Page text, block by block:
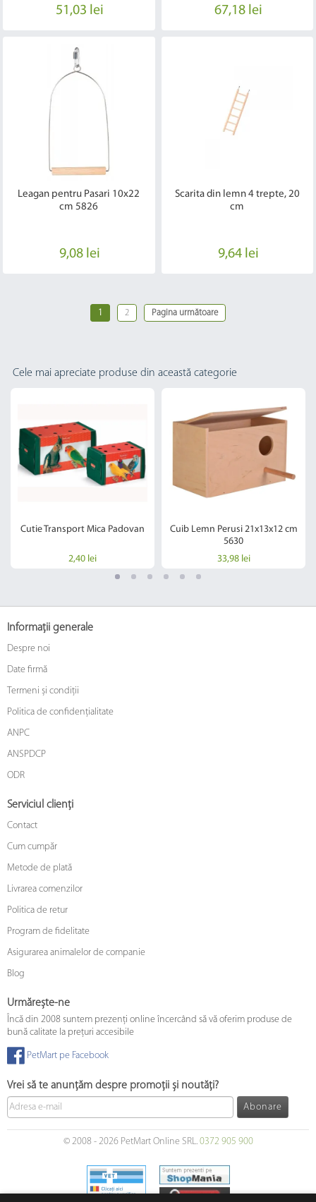
51,03 lei 67,18 lei
Leagan pentru Pasari 10x22
cm 5826
9,08 lei
Scarita din lemn 4 trepte, 20
cm
9,64 lei
1 2 Pagina următoare
Cele mai apreciate produse din această categorie
Cutie Transport Mica Padovan
2,40 lei
Cuib Lemn Perusi 21x13x12 cm
5630
33,98 lei
Informații generale
Despre noi
Date firmă
Termeni și condiții
Politica de confidențialitate
ANPC
ANSPDCP
ODR
Serviciul clienți
Contact
Cum cumpăr
Metode de plată
Livrarea comenzilor
Politica de retur
Program de fidelitate
Asigurarea animalelor de companie
Blog
Urmărește-ne
Încă din 2008 suntem prezenți online încercând să vă oferim produse de
bună calitate la prețuri accesibile
PetMart pe Facebook
Vrei să te anunțăm despre promoții și noutăți?
Abonare
© 2008 - 2026 PetMart Online SRL. 0372 905 900